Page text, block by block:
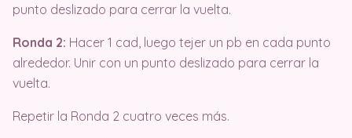
punto deslizado para cerrar la vuelta.
Ronda 2: Hacer 1 cad, luego tejer un pb en cada punto
alrededor. Unir con un punto deslizado para cerrar la
vuelta.
Repetir la Ronda 2 cuatro veces más.